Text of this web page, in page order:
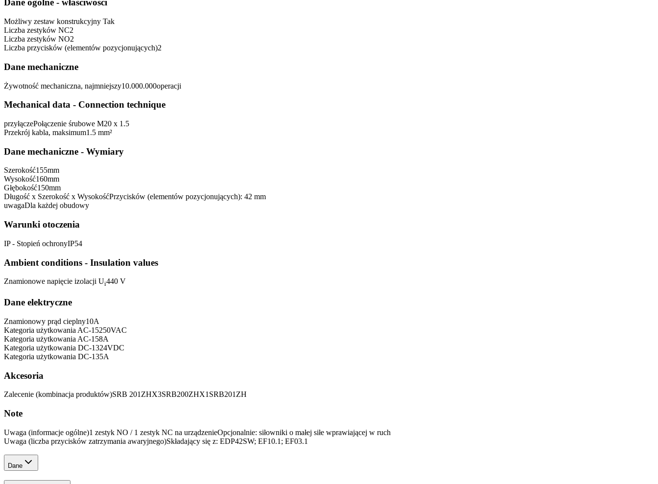
Dane ogólne - właściwości
Możliwy zestaw konstrukcyjny Tak
Liczba zestyków NC2
Liczba zestyków NO2
Liczba przycisków (elementów pozycjonujących)2
Dane mechaniczne
Żywotność mechaniczna, najmniejszy10.000.000operacji
Mechanical data - Connection technique
przyłączePołączenie śrubowe M20 x 1.5
Przekrój kabla, maksimum1.5 mm²
Dane mechaniczne - Wymiary
Szerokość155mm
Wysokość160mm
Głębokość150mm
Długość x Szerokość x WysokośćPrzycisków (elementów pozycjonujących): 42 mm
uwagaDla każdej obudowy
Warunki otoczenia
IP - Stopień ochronyIP54
Ambient conditions - Insulation values
Znamionowe napięcie izolacji Ui440 V
Dane elektryczne
Znamionowy prąd cieplny10A
Kategoria użytkowania AC-15250VAC
Kategoria użytkowania AC-158A
Kategoria​ użytkowania DC-1324VDC
Kategoria​ użytkowania DC-135A
Akcesoria
Zalecenie (kombinacja produktów)SRB 201ZHX3SRB200ZHX1 SRB201ZH
Note
Uwaga (informacje ogólne)1 zestyk NO / 1 zestyk NC na urządzenieOpcjonalnie: siłowniki o małej siłe wprawiającej w ruch
Uwaga (liczba przycisków zatrzymania awaryjnego)Składający się z: EDP42SW; EF10.1; EF03.1
Dane